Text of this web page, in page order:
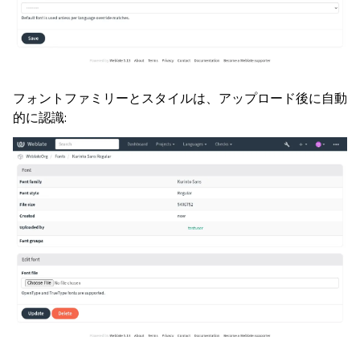
フォントファミリーとスタイルは、アップロード後に自動
的に認識: